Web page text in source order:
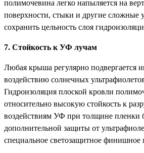
полимочевина легко напыляется на
поверхности, стыки и другие сложные
сохранить цельность слоя
7. Стойкость к УФ лучам
Любая крыша регулярно подвергается
воздействию солнечных
Гидроизоляция плоской кровли
относительно высокую стойкость к
воздействиям УФ при толщине пленки
дополнительной защиты от
специальное светозащитное финишное